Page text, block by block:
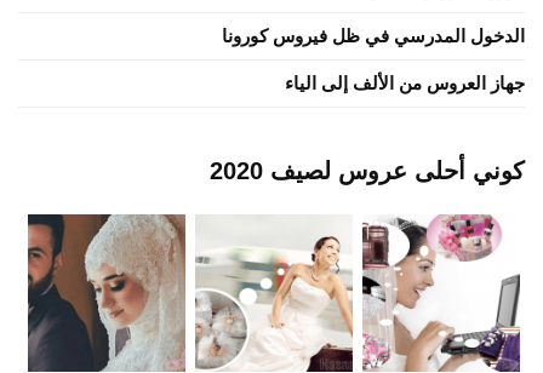
الدخول المدرسي في ظل فيروس كورونا
جهاز العروس من الألف إلى الياء
كوني أحلى عروس لصيف 2020